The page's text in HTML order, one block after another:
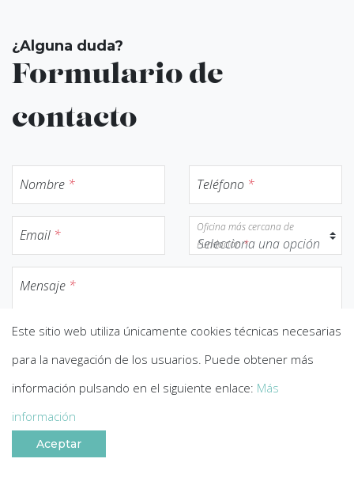
Este sitio web utiliza únicamente cookies técnicas necesarias
para la navegación de los usuarios. Puede obtener más
información pulsando en el siguiente enlace: Más
información
Aceptar
¿Alguna duda?
Formulario de
contacto
Nombre * Teléfono *
Email *
Oficina más cercana de
Fundación*
Mensaje *
personales